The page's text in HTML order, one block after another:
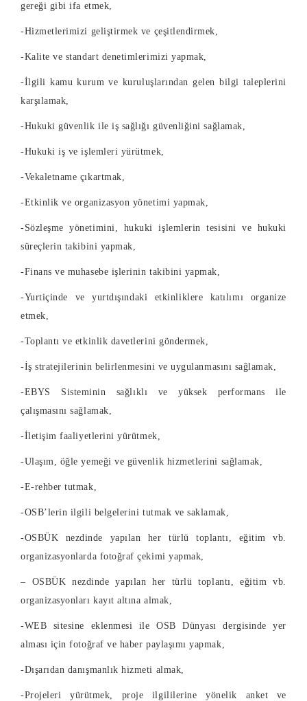
gereği gibi ifa etmek,
-Hizmetlerimizi geliştirmek ve çeşitlendirmek,
-Kalite ve standart denetimlerimizi yapmak,
-İlgili kamu kurum ve kuruluşlarından gelen bilgi taleplerini
karşılamak,
-Hukuki güvenlik ile iş sağlığı güvenliğini sağlamak,
-Hukuki iş ve işlemleri yürütmek,
-Vekaletname çıkartmak,
-Etkinlik ve organizasyon yönetimi yapmak,
-Sözleşme yönetimini, hukuki işlemlerin tesisini ve hukuki
süreçlerin takibini yapmak,
-Finans ve muhasebe işlerinin takibini yapmak,
-Yurtiçinde ve yurtdışındaki etkinliklere katılımı organize
etmek,
-Toplantı ve etkinlik davetlerini göndermek,
-İş stratejilerinin belirlenmesini ve uygulanmasını sağlamak,
-EBYS Sisteminin sağlıklı ve yüksek performans ile
çalışmasını sağlamak,
-İletişim faaliyetlerini yürütmek,
-Ulaşım, öğle yemeği ve güvenlik hizmetlerini sağlamak,
-E-rehber tutmak,
-OSB’lerin ilgili belgelerini tutmak ve saklamak,
-OSBÜK nezdinde yapılan her türlü toplantı, eğitim vb.
organizasyonlarda fotoğraf çekimi yapmak,
– OSBÜK nezdinde yapılan her türlü toplantı, eğitim vb.
organizasyonları kayıt altına almak,
-WEB sitesine eklenmesi ile OSB Dünyası dergisinde yer
alması için fotoğraf ve haber paylaşımı yapmak,
-Dışarıdan danışmanlık hizmeti almak,
-Projeleri yürütmek, proje ilgililerine yönelik anket ve